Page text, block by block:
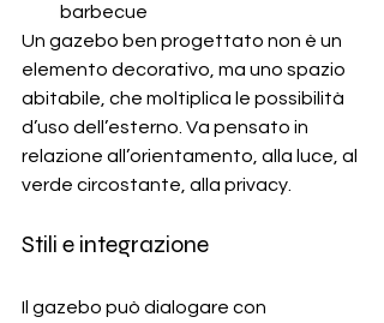
barbecue
Un gazebo ben progettato non è un
elemento decorativo, ma uno spazio
abitabile, che moltiplica le possibilità
d’uso dell’esterno. Va pensato in
relazione all’orientamento, alla luce, al
verde circostante, alla privacy.
Stili e integrazione
Il gazebo può dialogare con